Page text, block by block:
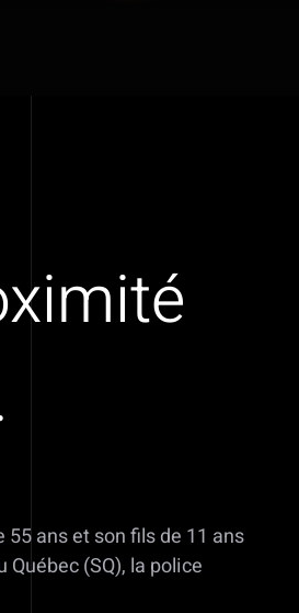
ans et son fils de 11 ans
(SQ), la police